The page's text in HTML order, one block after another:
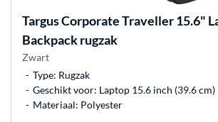
TargusCorporate Traveller 15.6"
Backpack rugzak
Zwart
Type: Rugzak
Geschikt voor: Laptop 15.6 inch (39.6 cm)
Materiaal: Polyester